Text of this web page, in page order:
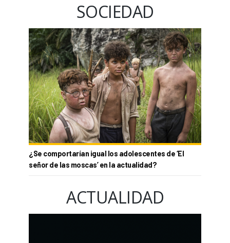
SOCIEDAD
¿Se comportarían igual los adolescentes de ‘El
señor de las moscas’ en la actualidad?
ACTUALIDAD